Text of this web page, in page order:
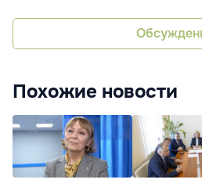
Похожие новости